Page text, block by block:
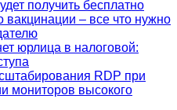
получить бесплатно
вакцинации – все что нужно
юрлица в налоговой:
RDP при
мониторов высокого